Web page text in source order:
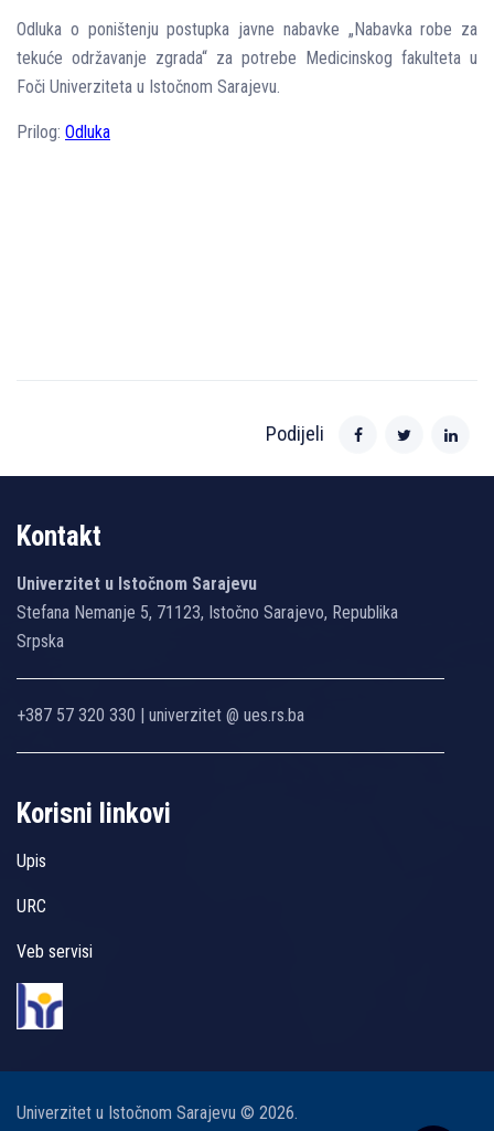
Odluka o poništenju postupka javne nabavke „Nabavka robe za
tekuće održavanje zgrada“ za potrebe Medicinskog fakulteta u
Foči Univerziteta u Istočnom Sarajevu.
Prilog: Odluka
Podijeli
Kontakt
Univerzitet u Istočnom Sarajevu
Stefana Nemanje 5, 71123, Istočno Sarajevo, Republika
Srpska
+387 57 320 330 | univerzitet @ ues.rs.ba
Korisni linkovi
Upis
URC
Veb servisi
Univerzitet u Istočnom Sarajevu © 2026.